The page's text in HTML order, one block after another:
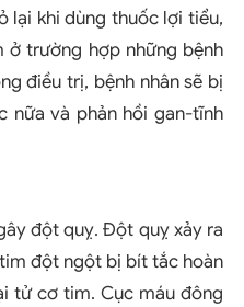
lại khi dùng thuốc lợi tiểu,
ở trường hợp những bệnh
điều trị, bệnh nhân sẽ bị
nữa và phản hồi gan-tĩnh
đột quỵ. Đột quỵ xảy ra
đột ngột bị bít tắc hoàn
tử cơ tim. Cục máu đông